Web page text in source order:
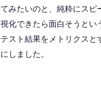
みたいのと、純粋にスピ
化できたら面白そうとい
スト結果をメトリクスと
しました。